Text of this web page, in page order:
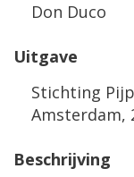
Don Duco
Uitgave
Stichting
Amsterdam,
Beschrijving